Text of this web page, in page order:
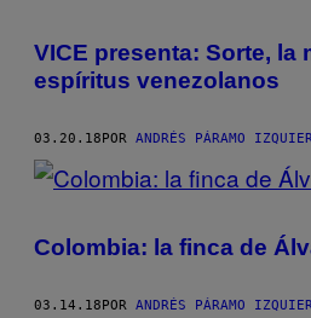
VICE presenta: Sorte, la
espíritus venezolanos
03.20.18 POR ANDRÉS PÁRAMO
Colombia: la finca de
03.14.18 POR ANDRÉS PÁRAMO